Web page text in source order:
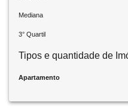
Mediana
3° Quartil
Tipos e quantidade de
Apartamento